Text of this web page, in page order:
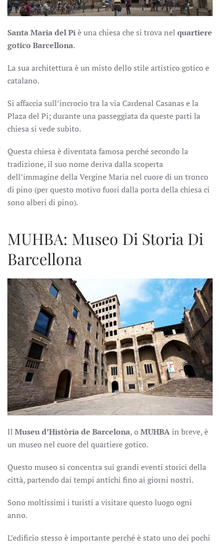
Santa Maria del Piè una chiesa che si trova nel quartiere
gotico Barcellona.
La sua architettura è un misto dello stile artistico gotico e
catalano.
Si affaccia sull’incrocio tra la via Cardenal Casanas e la
Plaza del Pi; durante una passeggiata da queste parti la
chiesa si vede subito.
Questa chiesa è diventata famosa perché secondo la
tradizione, il suo nome deriva dalla scoperta
dell’immagine della Vergine Maria nel cuore di un tronco
di pino (per questo motivo fuori dalla porta della chiesa ci
sono alberi di pino).
MUHBA: Museo Di Storia Di
Barcellona
Il Museu d’Història de Barcelona, o MUHBAin breve, è
un museo nel cuore del quartiere gotico.
Questo museo si concentra sui grandi eventi storici della
città, partendo dai tempi antichi fino ai giorni nostri.
Sono moltissimi i turisti a visitare questo luogo ogni
anno.
L’edificio stesso è importante perché è stato uno dei pochi